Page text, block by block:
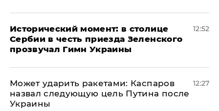
Исторический момент: в столице
Сербии в честь приезда Зеленского
прозвучал Гимн Украины
12:52
Может ударить ракетами: Каспаров
назвал следующую цель Путина после
Украины
12:27